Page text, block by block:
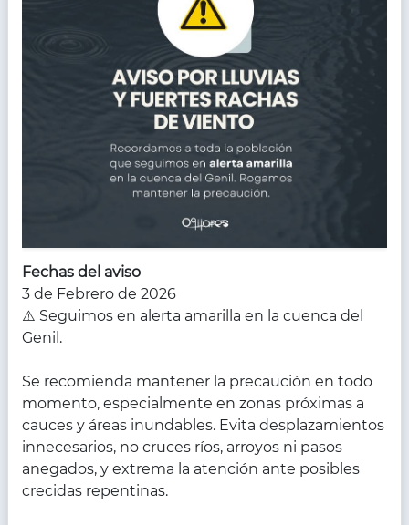
Fechas del aviso
3 de Febrero de 2026
⚠️ Seguimos en alerta amarilla en la cuenca del
Genil.
Se recomienda mantener la precaución en todo
momento, especialmente en zonas próximas a
cauces y áreas inundables. Evita desplazamientos
innecesarios, no cruces ríos, arroyos ni pasos
anegados, y extrema la atención ante posibles
crecidas repentinas.